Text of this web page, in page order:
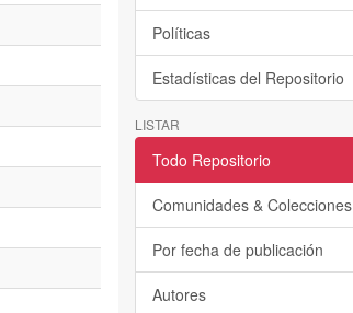
Políticas
Estadísticas del Repositorio
LISTAR
Todo Repositorio
Comunidades & Colecciones
Por fecha de publicación
Autores